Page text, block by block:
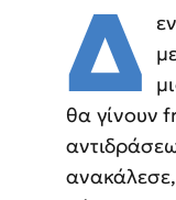
Δ
θα γίνουν